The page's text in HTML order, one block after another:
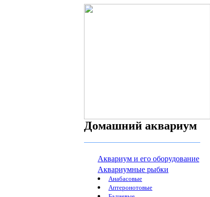
Домашний аквариум
Аквариум и его оборудование
Аквариумные рыбки
Анабасовые
Аптеронотовые